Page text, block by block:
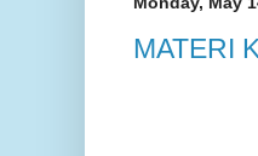
MATERI